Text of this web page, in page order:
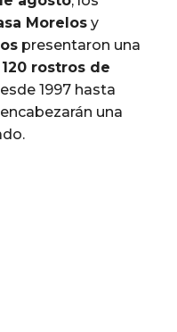
Morelos y
presentaron una
120 rostros de
1997 hasta
una